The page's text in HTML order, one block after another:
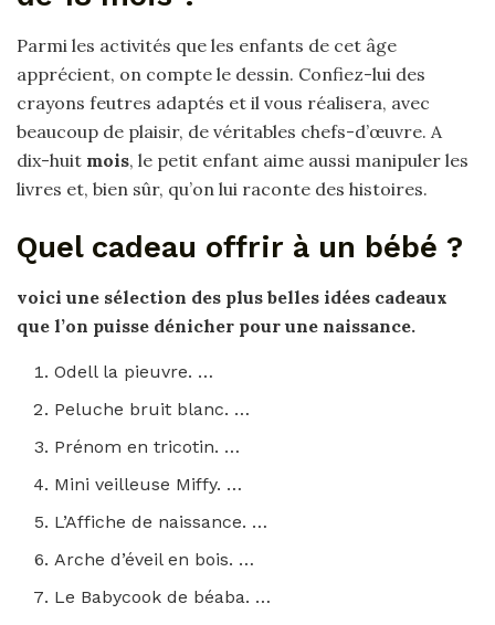
Parmi les activités que les enfants de cet âge
apprécient, on compte le dessin. Confiez-lui des
crayons feutres adaptés et il vous réalisera, avec
beaucoup de plaisir, de véritables chefs-d’œuvre. A
dix-huit mois, le petit enfant aime aussi manipuler les
livres et, bien sûr, qu’on lui raconte des histoires.
Quel cadeau offrir à un bébé ?
voici une sélection des plus belles idées cadeaux
que l’on puisse dénicher pour une naissance.
Odell la pieuvre. …
Peluche bruit blanc. …
Prénom en tricotin. …
Mini veilleuse Miffy. …
L’Affiche de naissance. …
Arche d’éveil en bois. …
Le Babycook de béaba. …